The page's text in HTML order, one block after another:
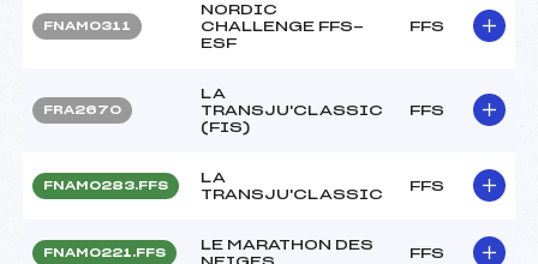
FNAM0311
NORDIC
CHALLENGE FFS-
ESF
FFS
FRA2670
LA
TRANSJU'CLASSIC
(FIS)
FFS
FNAM0283.FFS
LA
TRANSJU'CLASSIC
FFS
FNAM0221.FFS
LE MARATHON DES
NEIGES
FFS